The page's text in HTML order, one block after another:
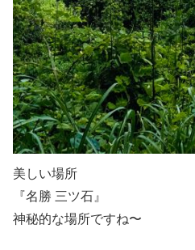
美しい場所
『名勝 三ツ石』
神秘的な場所ですね〜